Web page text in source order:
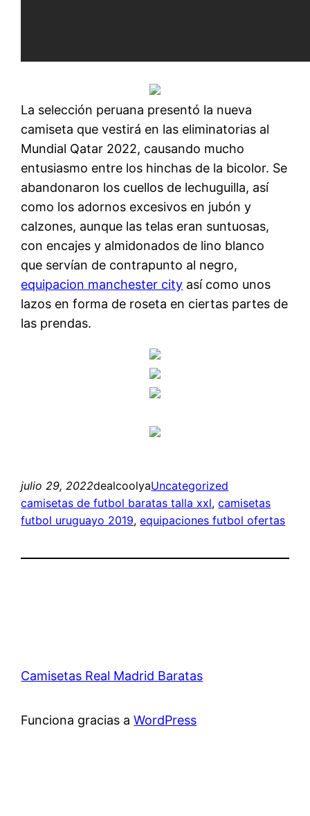
La selección peruana presentó la nueva
camiseta que vestirá en las eliminatorias al
Mundial Qatar 2022, causando mucho
entusiasmo entre los hinchas de la bicolor. Se
abandonaron los cuellos de lechuguilla, así
como los adornos excesivos en jubón y
calzones, aunque las telas eran suntuosas,
con encajes y almidonados de lino blanco
que servían de contrapunto al negro,
equipacion manchester city así como unos
lazos en forma de roseta en ciertas partes de
las prendas.
julio 29, 2022dealcoolyaUncategorized
camisetas de futbol baratas talla xxl, camisetas
futbol uruguayo 2019, equipaciones futbol ofertas
Camisetas Real Madrid Baratas
Funciona gracias aWordPress